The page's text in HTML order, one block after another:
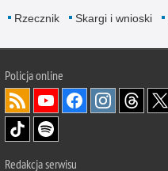
Rzecznik Skargi i wnioski
Policjaonline
Redakcja serwisu